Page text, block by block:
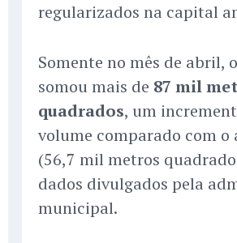
regularizados na capital
Somente no mês de abril,
somou mais de 87 mil
quadrados, um
volume comparado com o
(56,7 mil metros
dados divulgados pela
municipal.